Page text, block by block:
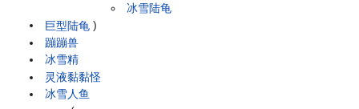
巨型陆龟
冰雪陆龟
)
蹦蹦兽
冰雪精
灵液黏黏怪
冰雪人鱼